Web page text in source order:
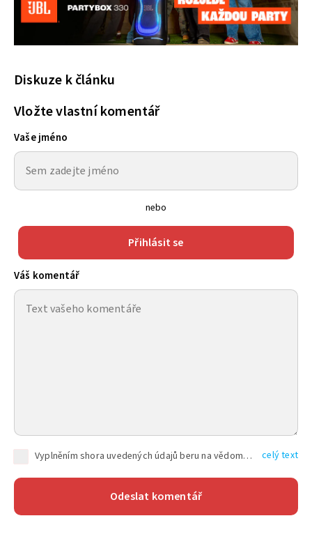
Diskuze k článku
Vložte vlastní komentář
Vaše jméno
nebo
Přihlásit se
Váš komentář
Vyplněním shora uvedených údajů beru na vědomí, že společnost TEXT FACTORY s.r.o., sídlem Brno, Durďákova 336/29, Černá Pole, PSČ: 613 00, IČ: 06157831, zapsané u Krajského soudu v Brně, oddíl C, vložka 100399, bude zpracovávat mé osobní údaje uvedené v rámci mnou vyplněného registračního formuláře na základě oprávněných zájmů TEXT FACTORY s.r.o. dle čl. 6 odst. 1 písm. f) GDPR a pro splnění právních povinností (čl. 6 odst. 1 písm. c) GDPR), a to pro tyto účely: nezbytnost zajistit oprávnění návštěvníka webových stránek provozovaných společností TEXT FACTORY s.r.o. přispívat aktivně ke zveřejněným článkům nebo v rámci diskusních fór a výkon práv TEXT FACTORY s.r.o. jako administrátora těchto diskusních fór. Více informací o zpracování osobních údajů a právech lze nalézt v celý text